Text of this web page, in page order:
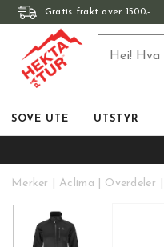
Gratis frakt over 1500,-
SOVE UTE UTSTYR
Merker Aclima Overdeler